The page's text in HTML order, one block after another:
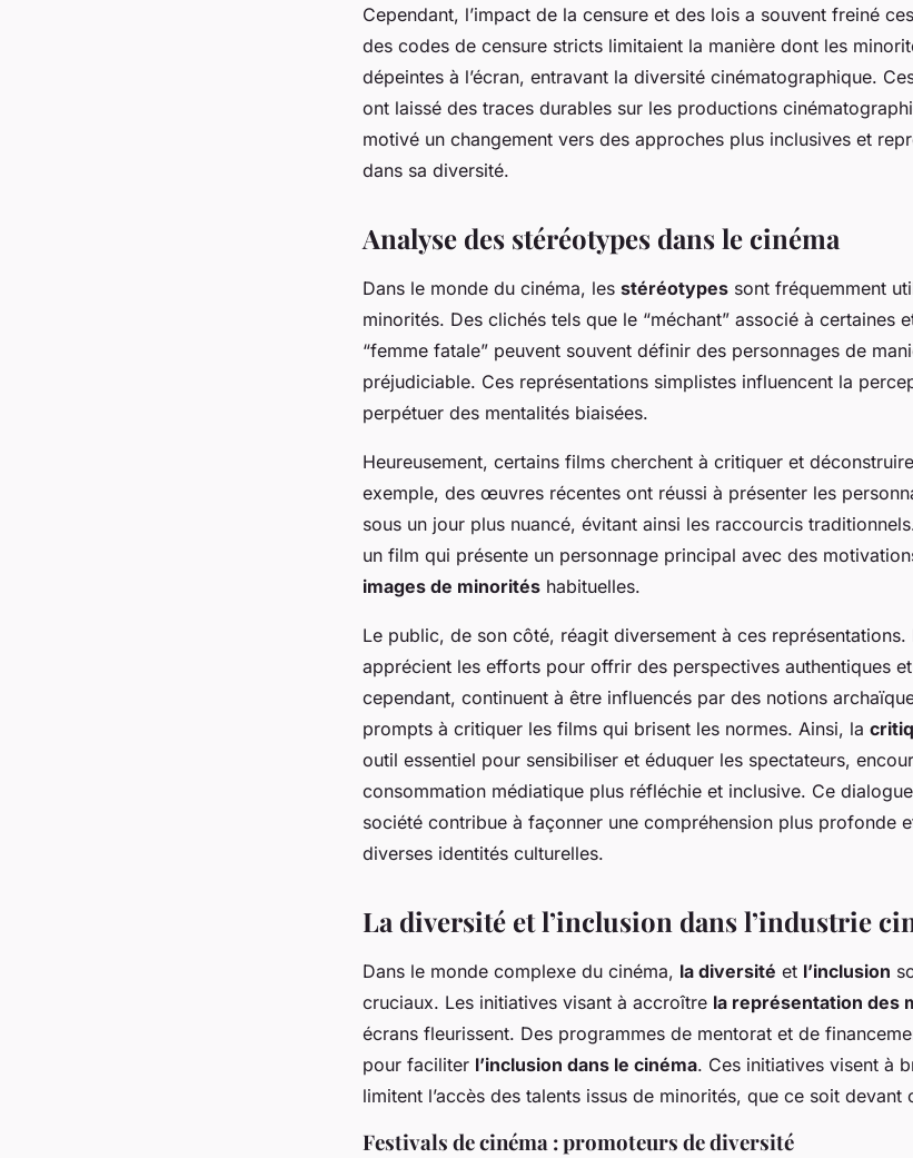
Cependant, l’impact de la censure et des lois a souvent freiné
des codes de censure stricts limitaient la manière dont les
dépeintes à l’écran, entravant la diversité cinématographique.
ont laissé des traces durables sur les productions
motivé un changement vers des approches plus inclusives et
dans sa diversité.
Analyse des stéréotypes dans le cinéma
Dans le monde du cinéma, les stéréotypes sont fréquemment
minorités. Des clichés tels que le “méchant” associé à certaines
“femme fatale” peuvent souvent définir des personnages de
préjudiciable. Ces représentations simplistes influencent la
perpétuer des mentalités biaisées.
Heureusement, certains films cherchent à critiquer et
exemple, des œuvres récentes ont réussi à présenter les
sous un jour plus nuancé, évitant ainsi les raccourcis
un film qui présente un personnage principal avec des
images de minorités habituelles.
Le public, de son côté, réagit diversement à ces
apprécient les efforts pour offrir des perspectives authentiques et
cependant, continuent à être influencés par des notions
prompts à critiquer les films qui brisent les normes. Ainsi, la
outil essentiel pour sensibiliser et éduquer les spectateurs,
consommation médiatique plus réfléchie et inclusive. Ce
société contribue à façonner une compréhension plus profonde
diverses identités culturelles.
La diversité et l’inclusion dans l’industrie
Dans le monde complexe du cinéma, la diversité et l’inclusion
cruciaux. Les initiatives visant à accroître la représentation des
écrans fleurissent. Des programmes de mentorat et de
pour faciliter l’inclusion dans le cinéma. Ces initiatives visent à
limitent l’accès des talents issus de minorités, que ce soit devant
Festivals de cinéma : promoteurs de diversité